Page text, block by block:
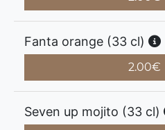
Fanta orange (33 cl)
2.00€
Seven up mojito (33 cl)